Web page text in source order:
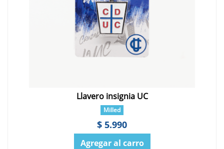
Llavero insignia UC
Milled
$ 5.990
Agregar al carro